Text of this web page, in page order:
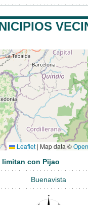
Leaflet | Map data ©
con Pijao
Buenavista